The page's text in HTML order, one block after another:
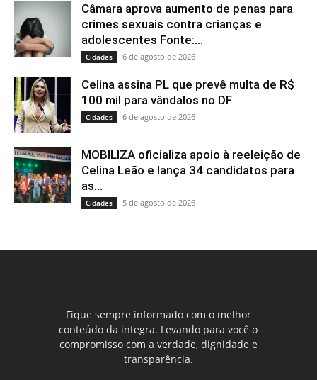
Câmara aprova aumento de penas para
crimes sexuais contra crianças e
adolescentes Fonte:...
Cidades 6 de agosto de 2026
Celina assina PL que prevê multa de R$
100 mil para vândalos no DF
Cidades 6 de agosto de 2026
MOBILIZA oficializa apoio à reeleição de
Celina Leão e lança 34 candidatos para
as...
Cidades 5 de agosto de 2026
Fique sempre informado com o melhor
conteúdo da integra. Levando para você o
compromisso com a verdade, dignidade e
transparência.